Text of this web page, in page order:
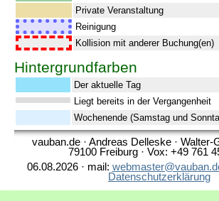
Private Veranstaltung
Reinigung
Kollision mit anderer Buchung(en)
Hintergrundfarben
Der aktuelle Tag
Liegt bereits in der Vergangenheit
Wochenende (Samstag und
vauban.de · Andreas Delleske · Walter-
79100 Freiburg · Vox: +49 761
06.08.2026 · mail:
Datenschutzerklärung